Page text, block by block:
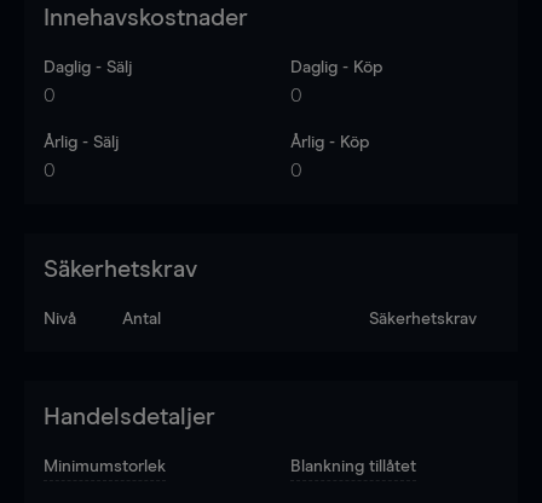
Innehavskostnader
Daglig - Sälj
0
Daglig - Köp
0
Årlig - Sälj
0
Årlig - Köp
0
Säkerhetskrav
Nivå Antal Säkerhetskrav
Handelsdetaljer
Minimumstorlek Blankning tillåtet